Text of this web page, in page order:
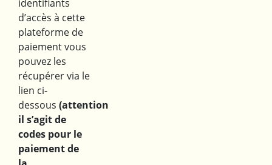
identifiants
d’accès à cette
plateforme de
paiement vous
pouvez les
récupérer via le
lien ci-
dessous (attention
il s’agit de
codes pour le
paiement de